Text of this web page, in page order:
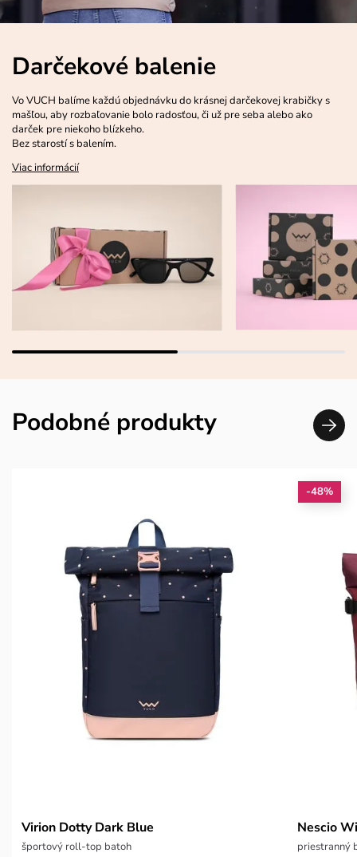
Darčekové balenie
Vo VUCH balíme každú objednávku do krásnej darčekovej krabičky s
mašľou, aby rozbaľovanie bolo radosťou, či už pre seba alebo ako
darček pre niekoho blízkeho.
Bez starostí s balením.
Viac informácií
Podobné produkty
Virion Dotty Dark Blue
športový roll-top batoh
-48%
Nescio
priestranný